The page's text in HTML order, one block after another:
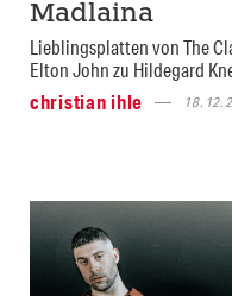
Madlaina
Lieblingsplatten von The
Elton John zu Hildegard
christian ihle